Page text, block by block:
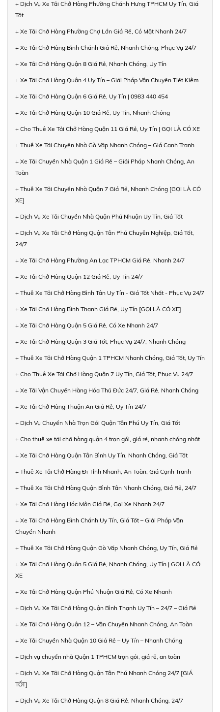
+ Dịch Vụ Xe Tải Chở Hàng Phường Chánh Hưng TPHCM Uy Tín, Giá
Tốt
+ Xe Tải Chở Hàng Phường Chợ Lớn Giá Rẻ, Có Mặt Nhanh 24/7
+ Xe Tải Chở Hàng Bình Chánh Giá Rẻ, Nhanh Chóng, Phục Vụ 24/7
+ Xe Tải Chở Hàng Quận 8 Giá Rẻ, Nhanh Chóng, Uy Tín
+ Xe Tải Chở Hàng Quận 4 Uy Tín – Giải Pháp Vận Chuyển Tiết Kiệm
+ Xe Tải Chở Hàng Quận 6 Giá Rẻ, Uy Tín | 0983 440 454
+ Xe Tải Chở Hàng Quận 10 Giá Rẻ, Uy Tín, Nhanh Chóng
+ Cho Thuê Xe Tải Chở Hàng Quận 11 Giá Rẻ, Uy Tín | GỌI LÀ CÓ XE
+ Thuê Xe Tải Chuyển Nhà Gò Vấp Nhanh Chóng – Giá Cạnh Tranh
+ Xe Tải Chuyển Nhà Quận 1 Giá Rẻ – Giải Pháp Nhanh Chóng, An
Toàn
+ Thuê Xe Tải Chuyển Nhà Quận 7 Giá Rẻ, Nhanh Chóng [GỌI LÀ CÓ
XE]
+ Dịch Vụ Xe Tải Chuyển Nhà Quận Phú Nhuận Uy Tín, Giá Tốt
+ Dịch Vụ Xe Tải Chở Hàng Quận Tân Phú Chuyên Nghiệp, Giá Tốt,
24/7
+ Xe Tải Chở Hàng Phường An Lạc TPHCM Giá Rẻ, Nhanh 24/7
+ Xe Tải Chở Hàng Quận 12 Giá Rẻ, Uy Tín 24/7
+ Thuê Xe Tải Chở Hàng Bình Tân Uy Tín - Giá Tốt Nhất - Phục Vụ 24/7
+ Xe Tải Chở Hàng Bình Thạnh Giá Rẻ, Uy Tín [GỌI LÀ CÓ XE]
+ Xe Tải Chở Hàng Quận 5 Giá Rẻ, Có Xe Nhanh 24/7
+ Xe Tải Chở Hàng Quận 3 Giá Tốt, Phục Vụ 24/7, Nhanh Chóng
+ Thuê Xe Tải Chở Hàng Quận 1 TPHCM Nhanh Chóng, Giá Tốt, Uy Tín
+ Cho Thuê Xe Tải Chở Hàng Quận 7 Uy Tín, Giá Tốt, Phục Vụ 24/7
+ Xe Tải Vận Chuyển Hàng Hóa Thủ Đức 24/7, Giá Rẻ, Nhanh Chóng
+ Xe Tải Chở Hàng Thuận An Giá Rẻ, Uy Tín 24/7
+ Dịch Vụ Chuyển Nhà Trọn Gói Quận Tân Phú Uy Tín, Giá Tốt
+ Cho thuê xe tải chở hàng quận 4 trọn gói, giá rẻ, nhanh chóng nhất
+ Xe Tải Chở Hàng Quận Tân Bình Uy Tín, Nhanh Chóng, Giá Tốt
+ Thuê Xe Tải Chở Hàng Đi Tỉnh Nhanh, An Toàn, Giá Cạnh Tranh
+ Thuê Xe Tải Chở Hàng Quận Bình Tân Nhanh Chóng, Giá Rẻ, 24/7
+ Xe Tải Chở Hàng Hóc Môn Giá Rẻ, Gọi Xe Nhanh 24/7
+ Xe Tải Chở Hàng Bình Chánh Uy Tín, Giá Tốt – Giải Pháp Vận
Chuyển Nhanh
+ Thuê Xe Tải Chở Hàng Quận Gò Vấp Nhanh Chóng, Uy Tín, Giá Rẻ
+ Xe Tải Chở Hàng Quận 5 Giá Rẻ, Nhanh Chóng, Uy Tín | GỌI LÀ CÓ
XE
+ Xe Tải Chở Hàng Quận Phú Nhuận Giá Rẻ, Có Xe Nhanh
+ Dịch Vụ Xe Tải Chở Hàng Quận Bình Thạnh Uy Tín – 24/7 – Giá Rẻ
+ Xe Tải Chở Hàng Quận 12 – Vận Chuyển Nhanh Chóng, An Toàn
+ Xe Tải Chuyển Nhà Quận 10 Giá Rẻ – Uy Tín – Nhanh Chóng
+ Dịch vụ chuyển nhà Quận 1 TPHCM trọn gói, giá rẻ, an toàn
+ Dịch Vụ Xe Tải Chở Hàng Quận Tân Phú Nhanh Chóng 24/7 [GIÁ
TỐT]
+ Dịch Vụ Xe Tải Chở Hàng Quận 8 Giá Rẻ, Nhanh Chóng, 24/7